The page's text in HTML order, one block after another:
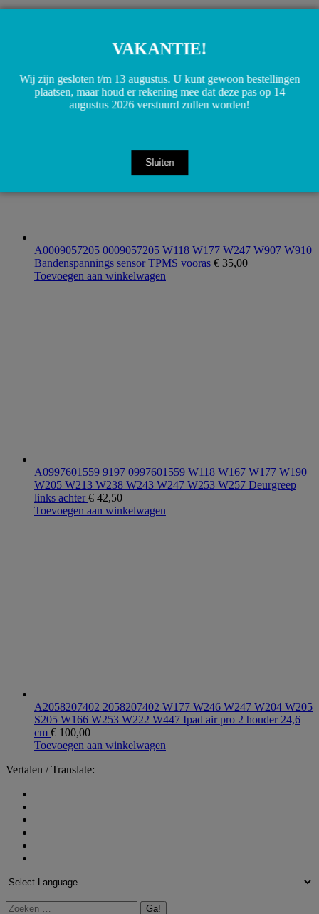
leiding W177 W247 W118 W213 W257 W253
Toevoegen aan winkelwagen
A0009057205 0009057205 W118 W177 W247 W907 W910
Bandenspannings sensor TPMS vooras € 35,00
Toevoegen aan winkelwagen
A0997601559 9197 0997601559 W118 W167 W177 W190
W205 W213 W238 W243 W247 W253 W257 Deurgreep
links achter€ 42,50
Toevoegen aan winkelwagen
A2058207402 2058207402 W177 W246 W247 W204 W205
S205 W166 W253 W222 W447 Ipad air pro 2 houder 24,6
cm € 100,00
Toevoegen aan winkelwagen
Vertalen / Translate:
Zoeken:
VAKANTIE!
Wij zijn gesloten t/m 13 augustus. U kunt gewoon bestellingen
plaatsen, maar houd er rekening mee dat deze pas op 14
augustus 2026 verstuurd zullen worden!
Sluiten